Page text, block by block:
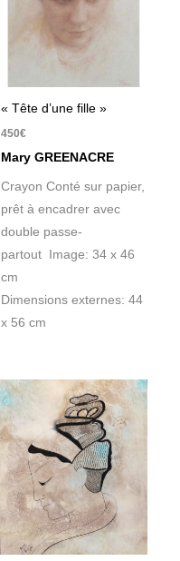
« Tête d’une fille »
450€
Mary GREENACRE
Crayon Conté sur papier,
prêt à encadrer avec
double passe-
partout Image: 34 x 46
cm
Dimensions externes: 44
x 56 cm